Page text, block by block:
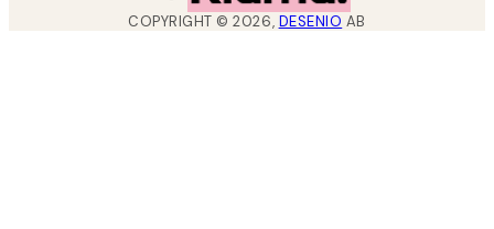
COPYRIGHT ©2026, DESENIO AB